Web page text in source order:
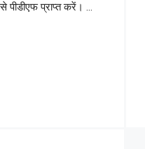
प्राप्त करें। …